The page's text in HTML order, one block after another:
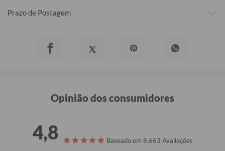
Prazo de Postagem
Opinião dos consumidores
4,8 Baseado em 8.663 Avaliações